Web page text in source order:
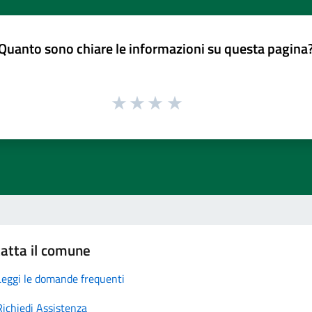
sono chiare le informazioni su questa
il comune
le domande frequenti
Assistenza